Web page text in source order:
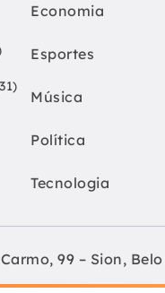
Economia
Esportes
Música
Política
Tecnologia
99 – Sion,